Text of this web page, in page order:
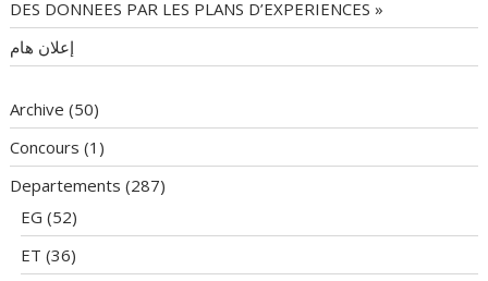
DES DONNEES PAR LES PLANS D’EXPERIENCES »
إعلان هام
Archive (50)
Concours (1)
Departements (287)
EG (52)
ET (36)